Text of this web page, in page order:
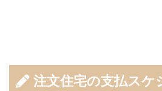
注文住宅の支払スケ